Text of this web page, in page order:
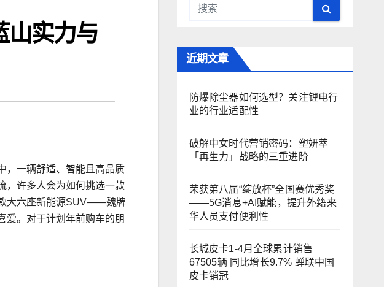
山实力与
，一辆舒适、智能且高品质
，许多人会为如何挑选一款
大六座新能源SUV——魏牌
爱。对于计划年前购车的朋
近期文章
防爆除尘器如何选型？关注锂电行
业的行业适配性
破解中女时代营销密码：塑妍萃
「再生力」战略的三重进阶
荣获第八届“绽放杯”全国赛优秀奖
——5G消息+AI赋能，提升外籍来
华人员支付便利性
长城皮卡1-4月全球累计销售
67505辆 同比增长9.7% 蝉联中国
皮卡销冠